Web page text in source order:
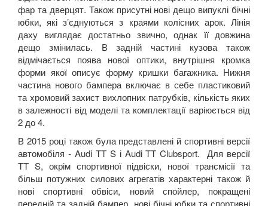
фар та дверцят. Також присутні нові дещо випуклі бічні
юбки, які з’єднуються з краями колісних арок. Лінія
даху виглядає достатньо звично, однак її довжина
дещо змінилась. В задній частині кузова також
відмічається поява нової оптики, внутрішня кромка
форми якої описує форму кришки багажника. Нижня
частина нового бампера включає в себе пластиковий
та хромовий захист вихлопних патрубків, кількість яких
в залежності від моделі та комплектації варіюється від
2 до 4.
В 2015 році також була представлені й спортивні версії
автомобіля - Audi TT S і Audi TT Clubsport. Для версії
TT S, окрім спортивної підвіски, нової трансмісії та
більш потужних силових агрегатів характерні також й
нові спортивні обвіси, новий спойлер, покращені
передній та задній бампер, нові бічні юбки та спортивні